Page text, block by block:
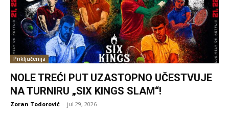
Priključenija
NOLE TREĆI PUT UZASTOPNO UČESTVUJE
NA TURNIRU „SIX KINGS SLAM“!
Zoran Todorović - jul 29, 2026